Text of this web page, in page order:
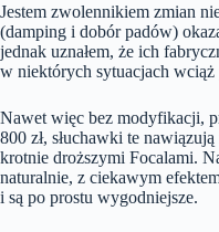
Jestem zwolennikiem zmian
(damping i dobór padów)
jednak uznałem, że ich
w niektórych sytuacjach
Nawet więc bez modyfikacji,
800 zł, słuchawki te
krotnie droższymi Focalami.
naturalnie, z ciekawym
i są po prostu wygodniejsze.